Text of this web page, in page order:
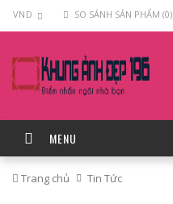
VND SO SÁNH SẢN PHẨM (0)
MENU
Trang chủ Tin Tức